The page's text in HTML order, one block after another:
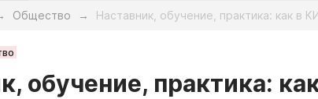
Общество → Наставник, обучение, практика: как в
обучение, практика: